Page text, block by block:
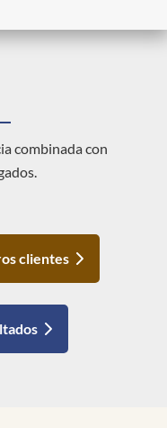
combinada con
clientes